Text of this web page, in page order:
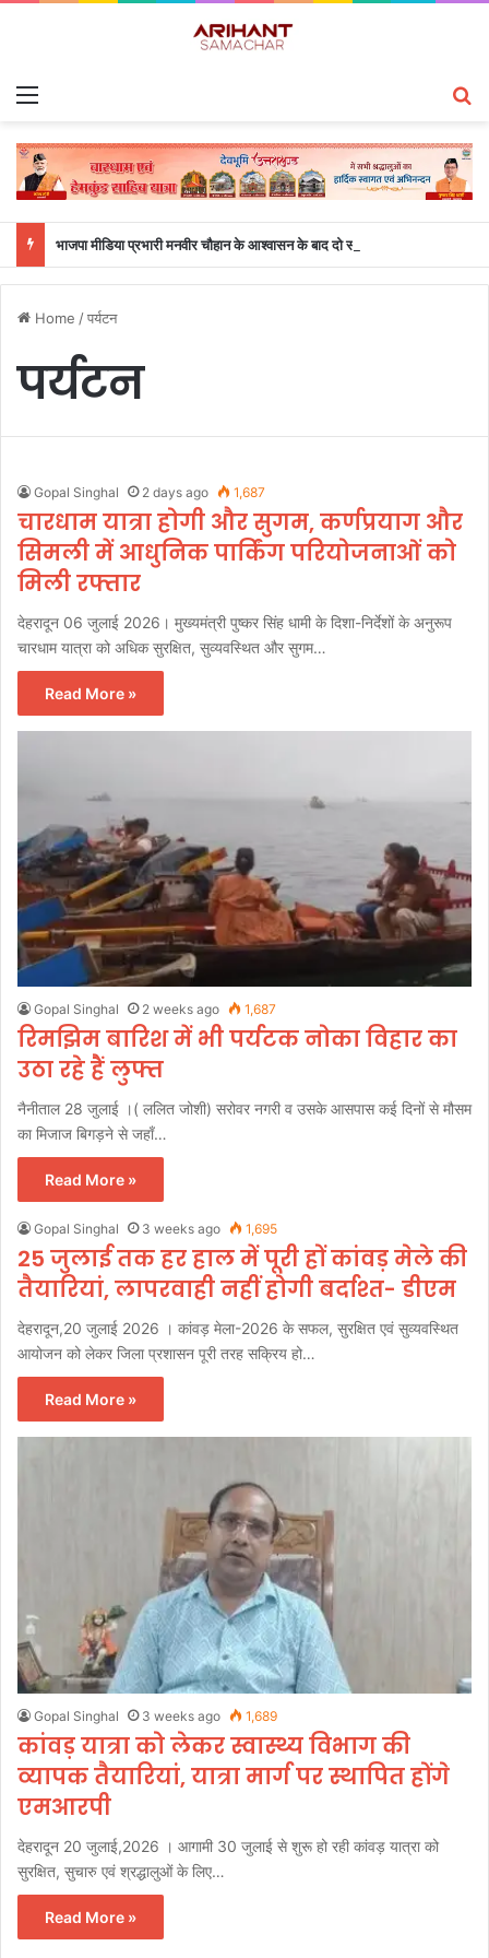
Home /पर्यटन
पर्यटन
Gopal Singhal 2 days ago 1,687
चारधाम यात्रा होगी और सुगम, कर्णप्रयाग और
सिमली में आधुनिक पार्किंग परियोजनाओं को
मिली रफ्तार
देहरादून 06 जुलाई 2026। मुख्यमंत्री पुष्कर सिंह धामी के दिशा-निर्देशों के अनुरूप
चारधाम यात्रा को अधिक सुरक्षित, सुव्यवस्थित और सुगम…
Read More »
Gopal Singhal 2 weeks ago 1,687
रिमझिम बारिश में भी पर्यटक नोका विहार का
उठा रहे हैं लुफ्त
नैनीताल 28 जुलाई ।( ललित जोशी) सरोवर नगरी व उसके आसपास कई दिनों से मौसम
का मिजाज बिगड़ने से जहाँ…
Read More »
Gopal Singhal 3 weeks ago 1,695
25 जुलाई तक हर हाल में पूरी हों कांवड़ मेले की
तैयारियां, लापरवाही नहीं होगी बर्दाश्त- डीएम
देहरादून,20 जुलाई 2026 । कांवड़ मेला-2026 के सफल, सुरक्षित एवं सुव्यवस्थित
आयोजन को लेकर जिला प्रशासन पूरी तरह सक्रिय हो…
Read More »
Gopal Singhal 3 weeks ago 1,689
कांवड़ यात्रा को लेकर स्वास्थ्य विभाग की
व्यापक तैयारियां, यात्रा मार्ग पर स्थापित होंगे
एमआरपी
देहरादून 20 जुलाई,2026 । आगामी 30 जुलाई से शुरू हो रही कांवड़ यात्रा को
सुरक्षित, सुचारु एवं श्रद्धालुओं के लिए…
Read More »